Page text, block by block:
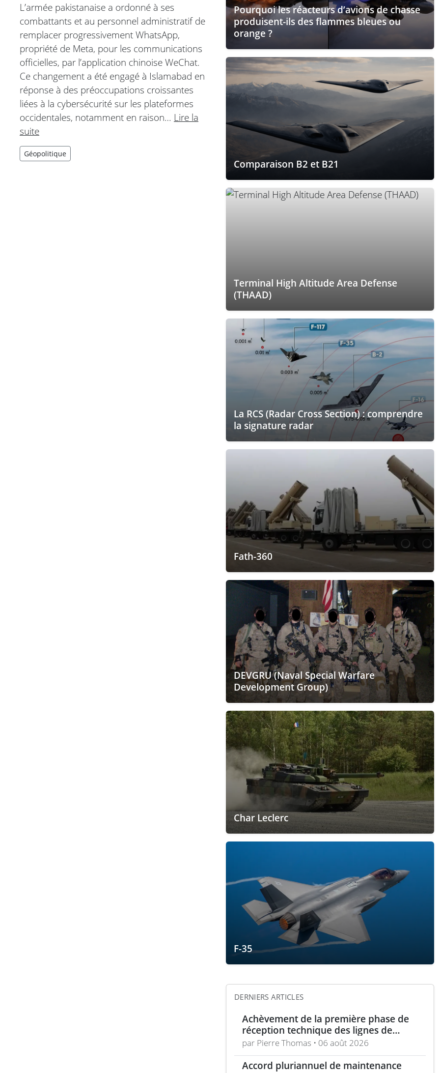
L’armée pakistanaise a ordonné à ses
combattants et au personnel administratif de
remplacer progressivement WhatsApp,
propriété de Meta, pour les communications
officielles, par l’application chinoise WeChat.
Ce changement a été engagé à Islamabad en
réponse à des préoccupations croissantes
liées à la cybersécurité sur les plateformes
occidentales, notamment en raison… Lire la
suite
Géopolitique
Pourquoi les réacteurs d’avions de chasse
produisent-ils des flammes bleues ou
orange ?
Comparaison B2 et B21
Terminal High Altitude Area Defense
(THAAD)
La RCS (Radar Cross Section) : comprendre
la signature radar
Fath-360
DEVGRU (Naval Special Warfare
Development Group)
Char Leclerc
F-35
DERNIERS ARTICLES
Achèvement de la première phase de
réception technique des lignes de
production d’armement gros calibre
par Pierre Thomas • 06 août 2026
Accord pluriannuel de maintenance